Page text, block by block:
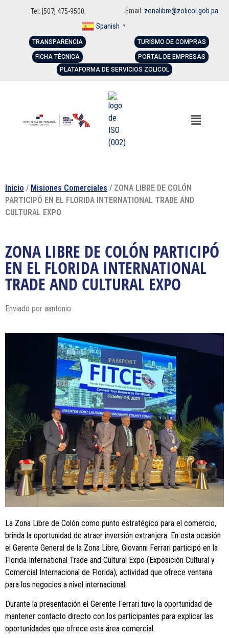
Tel: [507] 475-9500 Email: zonalibre@zolicol.gob.pa
Spanish ▼
TRANSPARENCIA
FICHA TÉCNICA
TURISMO DE COMPRAS
PORTAL DE EMPRESAS
PLATAFORMA DE SERVICIOS ZOLICOL
Inicio / Misiones Comerciales / ZONA LIBRE DE COLÓN
PARTICIPÓ EN EL FLORIDA INTERNATIONAL TRADE AND
CULTURAL EXPO
ZONA LIBRE DE COLÓN PARTICIPÓ
EN EL FLORIDA INTERNATIONAL
TRADE AND CULTURAL EXPO
Enviado por aantonio
La Zona Libre de Colón como punto estratégico para el comercio,
brinda la oportunidad de atraer inversión extranjera. En esta ocasión
el Gerente General de la Zona Libre, Giovanni Ferrari participó en la
Florida International Trade and Cultural Expo (Exposición Cultural y
Comercial Internacional de Florida), actividad que ofrece ventana
para los negocios a nivel internacional.
Durante la presentación el Gerente Ferrari tuvo la oportunidad de
mantener contacto directo con los participantes para explicar las
oportunidades que ofrece esta área comercial.